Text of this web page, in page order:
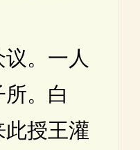
。一人
。白
授王灌